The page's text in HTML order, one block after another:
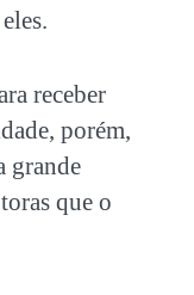
receber
porém,
grande
que o